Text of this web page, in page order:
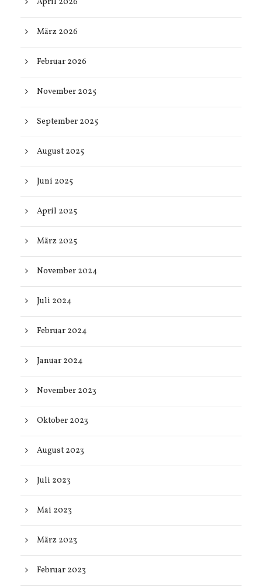
März 2026
Februar 2026
November 2025
September 2025
August 2025
Juni 2025
April 2025
März 2025
November 2024
Juli 2024
Februar 2024
Januar 2024
November 2023
Oktober 2023
August 2023
Juli 2023
Mai 2023
März 2023
Februar 2023